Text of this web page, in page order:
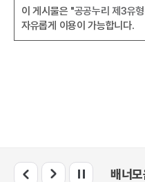
이 게시물은 "공공누리 제3유
자유롭게 이용이 가능합니다.
배너